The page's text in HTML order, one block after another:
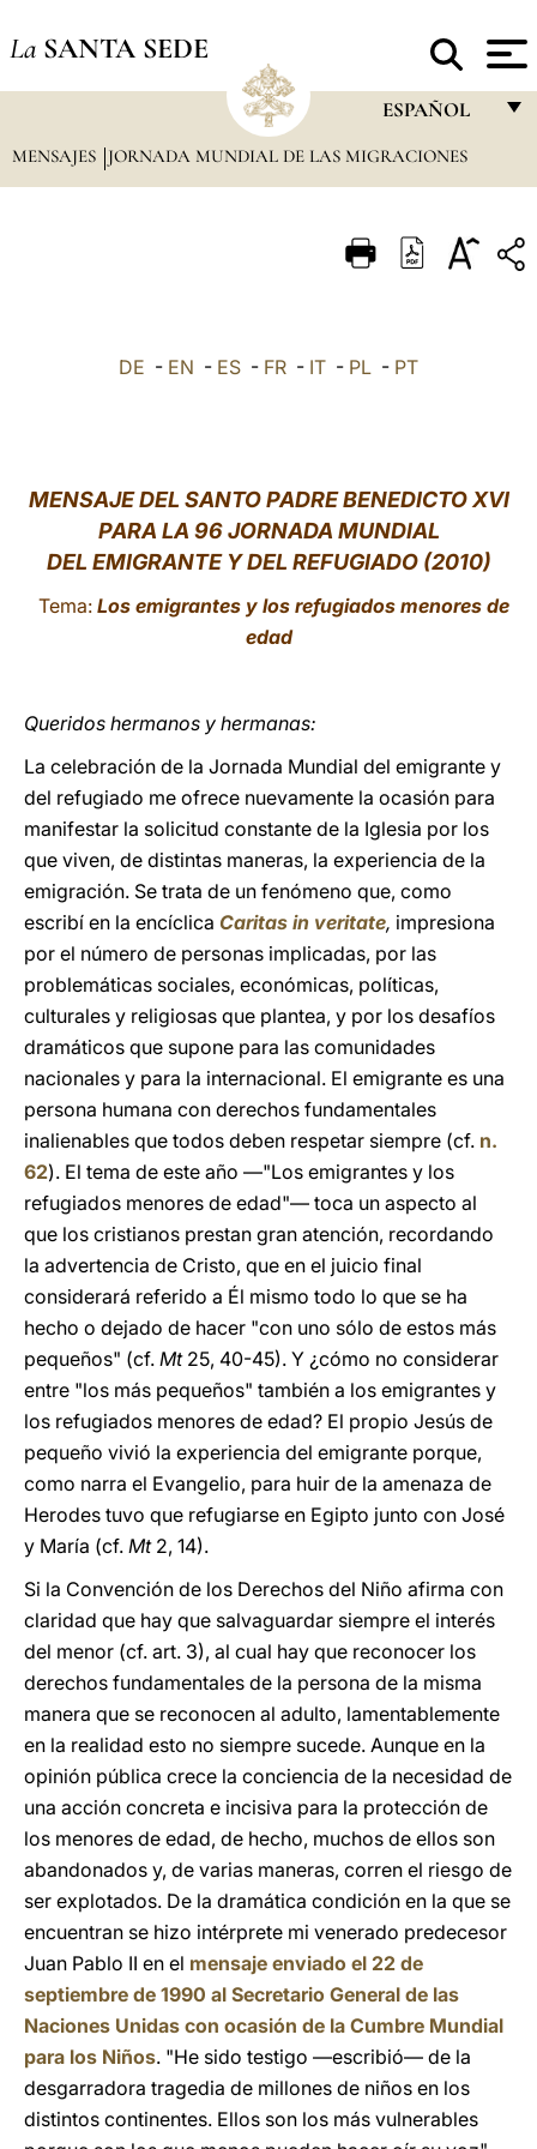
La SANTA SEDE
ESPAÑOL
FRANÇAIS
ITALIANO
中文
LATINE
MENSAJES JORNADA MUNDIAL DE LAS MIGRACIONES
DE - EN - ES - FR - IT - PL - PT
MENSAJE DEL SANTO PADRE BENEDICTO XVI
PARA LA 96 JORNADA MUNDIAL
DEL EMIGRANTE Y DEL REFUGIADO (2010)
Tema: Los emigrantes y los refugiados menores de
edad
Queridos hermanos y hermanas:
La celebración de la Jornada Mundial del emigrante y
del refugiado me ofrece nuevamente la ocasión para
manifestar la solicitud constante de la Iglesia por los
que viven, de distintas maneras, la experiencia de la
emigración. Se trata de un fenómeno que, como
escribí en la encíclica Caritas in veritate, impresiona
por el número de personas implicadas, por las
problemáticas sociales, económicas, políticas,
culturales y religiosas que plantea, y por los desafíos
dramáticos que supone para las comunidades
nacionales y para la internacional. El emigrante es una
persona humana con derechos fundamentales
inalienables que todos deben respetar siempre (cf. n.
62). El tema de este año —"Los emigrantes y los
refugiados menores de edad"— toca un aspecto al
que los cristianos prestan gran atención, recordando
la advertencia de Cristo, que en el juicio final
considerará referido a Él mismo todo lo que se ha
hecho o dejado de hacer "con uno sólo de estos más
pequeños" (cf. Mt 25, 40-45). Y ¿cómo no considerar
entre "los más pequeños" también a los emigrantes y
los refugiados menores de edad? El propio Jesús de
pequeño vivió la experiencia del emigrante porque,
como narra el Evangelio, para huir de la amenaza de
Herodes tuvo que refugiarse en Egipto junto con José
y María (cf. Mt 2, 14).
Si la Convención de los Derechos del Niño afirma con
claridad que hay que salvaguardar siempre el interés
del menor (cf. art. 3), al cual hay que reconocer los
derechos fundamentales de la persona de la misma
manera que se reconocen al adulto, lamentablemente
en la realidad esto no siempre sucede. Aunque en la
opinión pública crece la conciencia de la necesidad de
una acción concreta e incisiva para la protección de
los menores de edad, de hecho, muchos de ellos son
abandonados y, de varias maneras, corren el riesgo de
ser explotados. De la dramática condición en la que se
encuentran se hizo intérprete mi venerado predecesor
Juan Pablo II en el mensaje enviado el 22 de
septiembre de 1990 al Secretario General de las
Naciones Unidas con ocasión de la Cumbre Mundial
para los Niños. "He sido testigo —escribió— de la
desgarradora tragedia de millones de niños en los
distintos continentes. Ellos son los más vulnerables